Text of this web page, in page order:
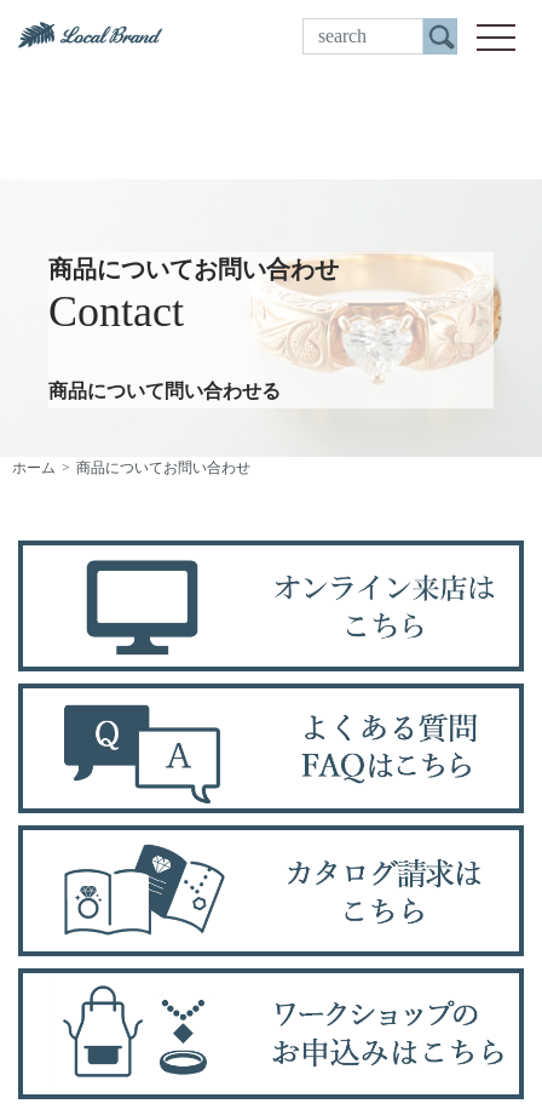
ご来店予約
商品についてお問い合わせ
Contact
商品について問い合わせる
ホーム 商品についてお問い合わせ